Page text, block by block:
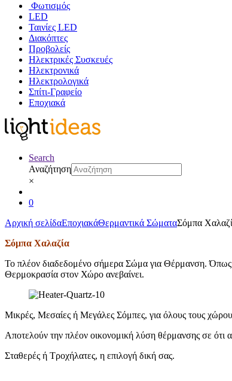
Φωτισμός
LED
Ταινίες LED
Διακόπτες
Προβολείς
Ηλεκτρικές Συσκευές
Ηλεκτρονικά
Ηλεκτρολογικά
Σπίτι-Γραφείο
Εποχιακά
Search
Αναζήτηση
×
0
Αρχική σελίδαΕποχιακάΘερμαντικά ΣώματαΣόμπα
Σόμπα Χαλαζία
Το πλέον διαδεδομένο σήμερα Σώμα για Θέρμανση. Όπως
Θερμοκρασία στον Χώρο ανεβαίνει.
Μικρές, Μεσαίες ή Μεγάλες Σόμπες, για όλους τους
Αποτελούν την πλέον οικονομική λύση θέρμανσης σε ότι
Σταθερές ή Τροχήλατες, η επιλογή δική σας.